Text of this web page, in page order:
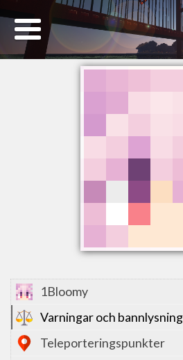
1Bloomy
Varningar och
Teleporteringspunkter